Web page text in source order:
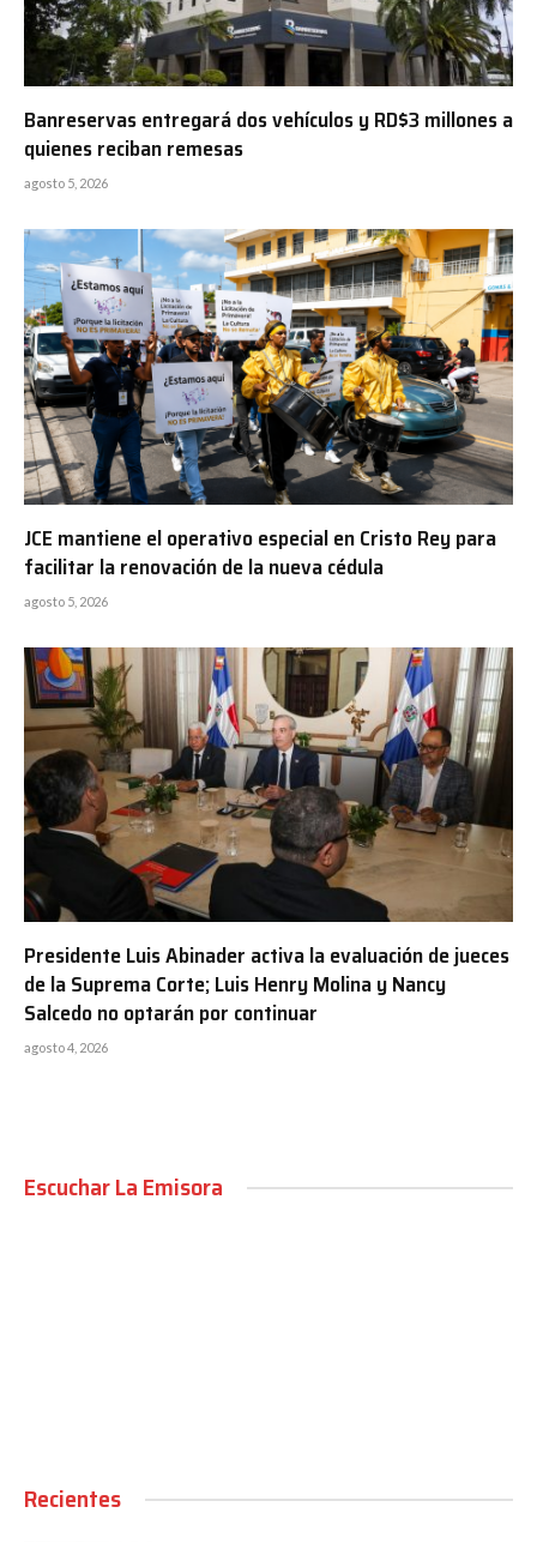
Banreservas entregará dos vehículos y RD$3 millones a
quienes reciban remesas
agosto 5, 2026
JCE mantiene el operativo especial en Cristo Rey para
facilitar la renovación de la nueva cédula
agosto 5, 2026
Presidente Luis Abinader activa la evaluación de jueces
de la Suprema Corte; Luis Henry Molina y Nancy
Salcedo no optarán por continuar
agosto 4, 2026
Escuchar La Emisora
Recientes